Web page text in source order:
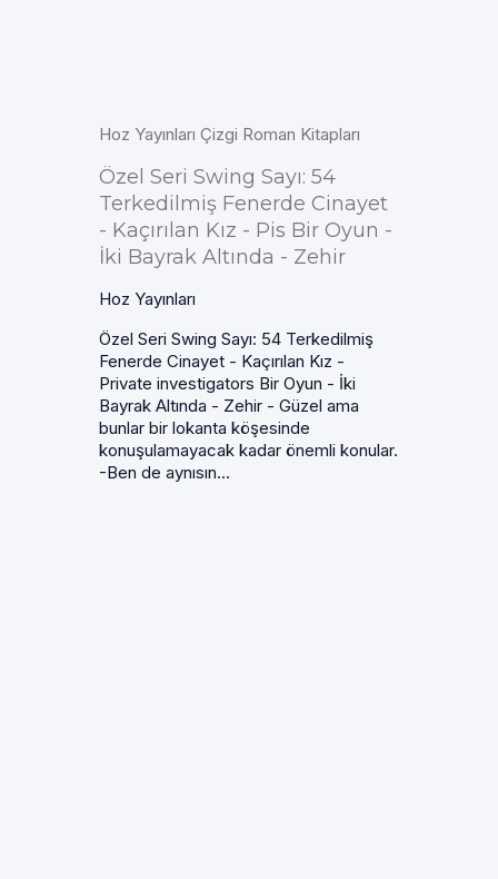
Hoz Yayınları Çizgi Roman Kitapları
Özel Seri Swing Sayı: 54
Terkedilmiş Fenerde Cinayet
- Kaçırılan Kız - Pis Bir Oyun -
İki Bayrak Altında - Zehir
Hoz Yayınları
Özel Seri Swing Sayı: 54 Terkedilmiş
Fenerde Cinayet - Kaçırılan Kız -
Private investigators Bir Oyun - İki
Bayrak Altında - Zehir - Güzel ama
bunlar bir lokanta köşesinde
konuşulamayacak kadar önemli konular.
-Ben de aynısın...